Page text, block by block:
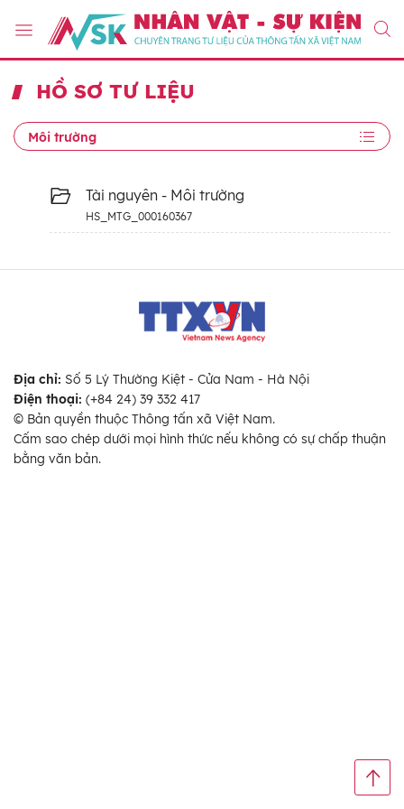
HỒ SƠ TƯ LIỆU
Môi trường
Tài nguyên - Môi trường
HS_MTG_000160367
Địa chỉ: Số 5 Lý Thường Kiệt - Cửa Nam - Hà Nội
Điện thoại: (+84 24) 39 332 417
© Bản quyền thuộc Thông tấn xã Việt Nam.
Cấm sao chép dưới mọi hình thức nếu không có sự chấp thuận
bằng văn bản.